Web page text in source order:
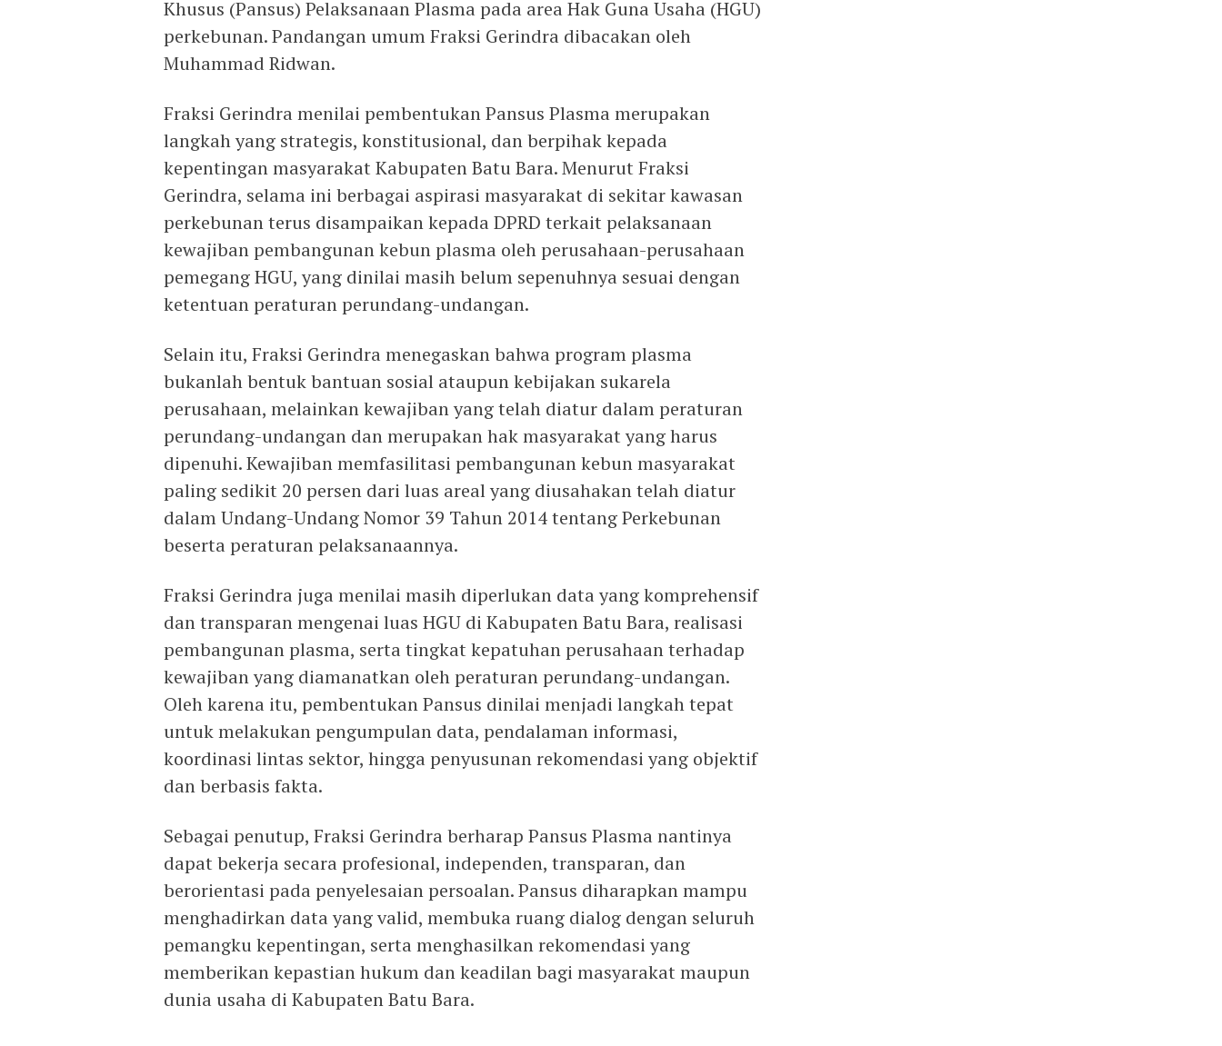
Khusus (Pansus) Pelaksanaan Plasma pada area Hak Guna Usaha (HGU)
perkebunan. Pandangan umum Fraksi Gerindra dibacakan oleh
Muhammad Ridwan.
Fraksi Gerindra menilai pembentukan Pansus Plasma merupakan
langkah yang strategis, konstitusional, dan berpihak kepada
kepentingan masyarakat Kabupaten Batu Bara. Menurut Fraksi
Gerindra, selama ini berbagai aspirasi masyarakat di sekitar kawasan
perkebunan terus disampaikan kepada DPRD terkait pelaksanaan
kewajiban pembangunan kebun plasma oleh perusahaan-perusahaan
pemegang HGU, yang dinilai masih belum sepenuhnya sesuai dengan
ketentuan peraturan perundang-undangan.
Selain itu, Fraksi Gerindra menegaskan bahwa program plasma
bukanlah bentuk bantuan sosial ataupun kebijakan sukarela
perusahaan, melainkan kewajiban yang telah diatur dalam peraturan
perundang-undangan dan merupakan hak masyarakat yang harus
dipenuhi. Kewajiban memfasilitasi pembangunan kebun masyarakat
paling sedikit 20 persen dari luas areal yang diusahakan telah diatur
dalam Undang-Undang Nomor 39 Tahun 2014 tentang Perkebunan
beserta peraturan pelaksanaannya.
Fraksi Gerindra juga menilai masih diperlukan data yang komprehensif
dan transparan mengenai luas HGU di Kabupaten Batu Bara, realisasi
pembangunan plasma, serta tingkat kepatuhan perusahaan terhadap
kewajiban yang diamanatkan oleh peraturan perundang-undangan.
Oleh karena itu, pembentukan Pansus dinilai menjadi langkah tepat
untuk melakukan pengumpulan data, pendalaman informasi,
koordinasi lintas sektor, hingga penyusunan rekomendasi yang objektif
dan berbasis fakta.
Sebagai penutup, Fraksi Gerindra berharap Pansus Plasma nantinya
dapat bekerja secara profesional, independen, transparan, dan
berorientasi pada penyelesaian persoalan. Pansus diharapkan mampu
menghadirkan data yang valid, membuka ruang dialog dengan seluruh
pemangku kepentingan, serta menghasilkan rekomendasi yang
memberikan kepastian hukum dan keadilan bagi masyarakat maupun
dunia usaha di Kabupaten Batu Bara.